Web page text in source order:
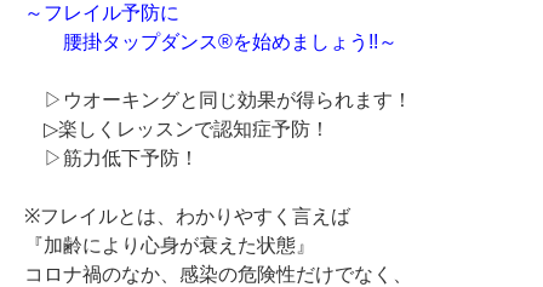
～フレイル予防に
腰掛タップダンス®を始めましょう!!～
▷ウオーキングと同じ効果が得られます！
▷楽しくレッスンで認知症予防！
▷筋力低下予防！
※フレイルとは、わかりやすく言えば
『加齢により心身が衰えた状態』
コロナ禍のなか、感染の危険性だけでなく、